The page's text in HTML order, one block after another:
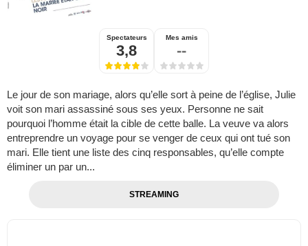
Spectateurs
3,8
Mes amis
--
Le jour de son mariage, alors qu’elle sort à peine de l’église, Julie
voit son mari assassiné sous ses yeux. Personne ne sait
pourquoi l’homme était la cible de cette balle. La veuve va alors
entreprendre un voyage pour se venger de ceux qui ont tué son
mari. Elle tient une liste des cinq responsables, qu’elle compte
éliminer un par un...
STREAMING